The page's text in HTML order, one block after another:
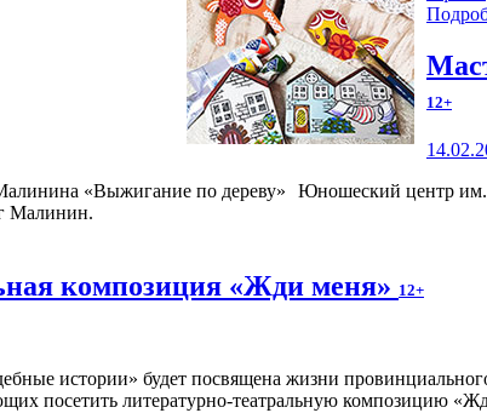
12+
Юношеский центр им.
Малинин.
композиция «Жди меня» 12+
посетить литературно-театральную композицию